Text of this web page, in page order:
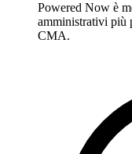
Powered Now è
amministrativi più
CMA.